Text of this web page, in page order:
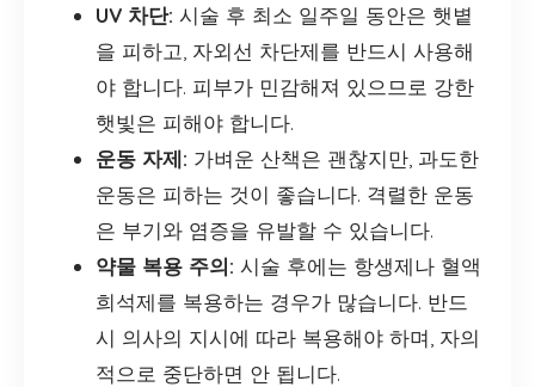
UV 차단: 시술 후 최소 일주일 동안은 햇볕
을 피하고, 자외선 차단제를 반드시 사용해
야 합니다. 피부가 민감해져 있으므로 강한
햇빛은 피해야 합니다.
운동 자제: 가벼운 산책은 괜찮지만, 과도한
운동은 피하는 것이 좋습니다. 격렬한 운동
은 부기와 염증을 유발할 수 있습니다.
약물 복용 주의: 시술 후에는 항생제나 혈액
희석제를 복용하는 경우가 많습니다. 반드
시 의사의 지시에 따라 복용해야 하며, 자의
적으로 중단하면 안 됩니다.